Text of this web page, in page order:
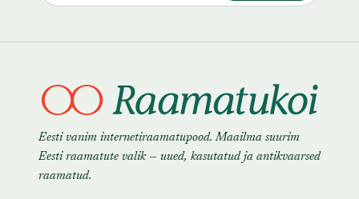
Eesti vanim internetiraamatupood. Maailma suurim
Eesti raamatute valik — uued, kasutatud ja antikvaarsed
raamatud.